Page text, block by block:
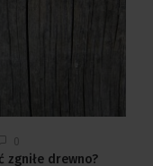
0
zgniłe drewno?